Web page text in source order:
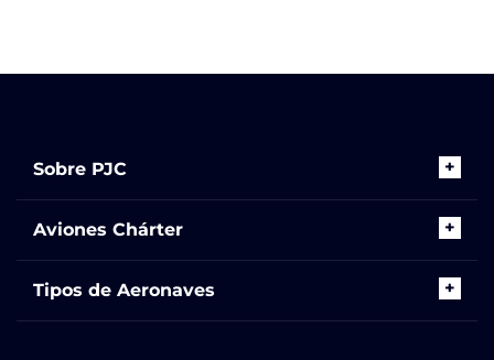
Sobre PJC
Aviones Chárter
Tipos de Aeronaves